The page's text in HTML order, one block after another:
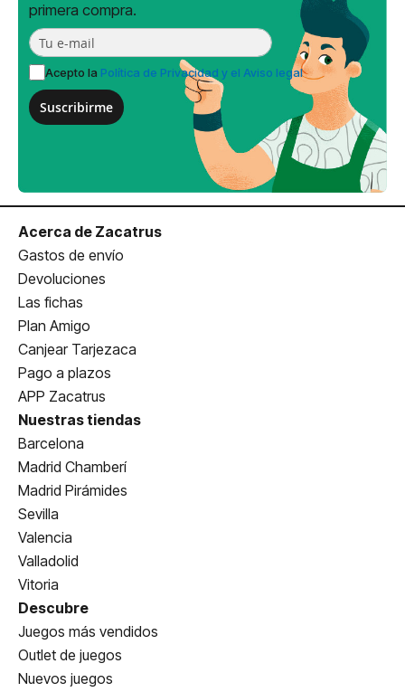
primera compra.
Acepto la Política de Privacidad y el Aviso legal
Suscribirme
Acerca de Zacatrus
Gastos de envío
Devoluciones
Las fichas
Plan Amigo
Canjear Tarjezaca
Pago a plazos
APP Zacatrus
Nuestras tiendas
Barcelona
Madrid Chamberí
Madrid Pirámides
Sevilla
Valencia
Valladolid
Vitoria
Descubre
Juegos más vendidos
Outlet de juegos
Nuevos juegos